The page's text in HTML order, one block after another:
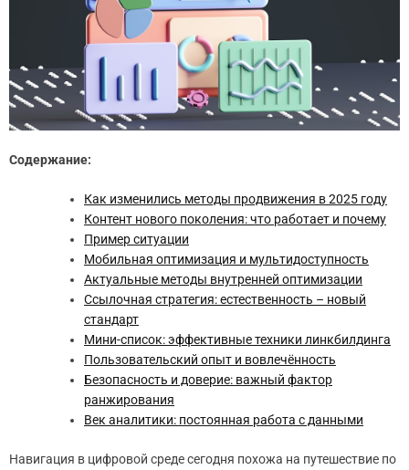
Содержание:
Как изменились методы продвижения в 2025 году
Контент нового поколения: что работает и почему
Пример ситуации
Мобильная оптимизация и мультидоступность
Актуальные методы внутренней оптимизации
Ссылочная стратегия: естественность – новый
стандарт
Мини-список: эффективные техники линкбилдинга
Пользовательский опыт и вовлечённость
Безопасность и доверие: важный фактор
ранжирования
Век аналитики: постоянная работа с данными
Навигация в цифровой среде сегодня похожа на путешествие по